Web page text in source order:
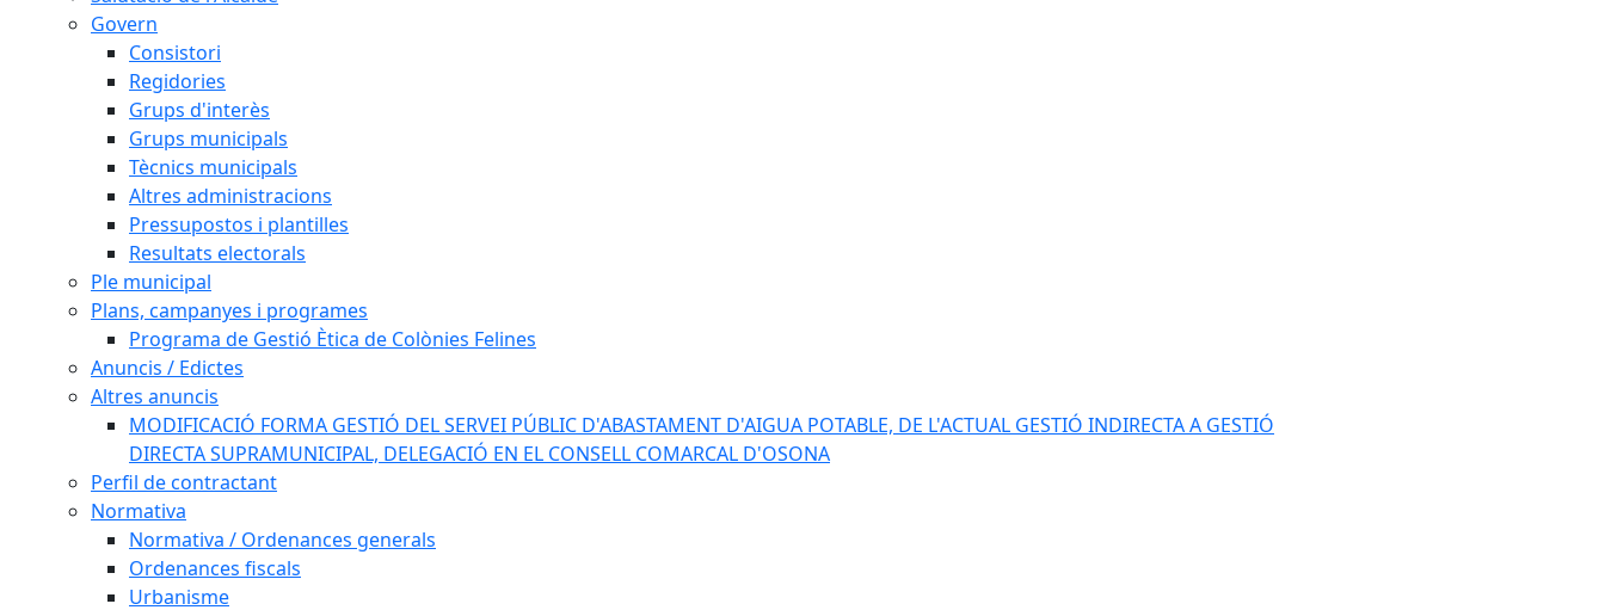
Govern
Consistori
Regidories
Grups d'interès
Grups municipals
Tècnics municipals
Altres administracions
Pressupostos i plantilles
Resultats electorals
Ple municipal
Plans, campanyes i programes
Programa de Gestió Ètica de Colònies Felines
Anuncis / Edictes
Altres anuncis
MODIFICACIÓ FORMA GESTIÓ DEL SERVEI PÚBLIC D'ABASTAMENT D'AIGUA POTABLE, DE L'ACTUAL GESTIÓ INDIRECTA A GESTIÓ
DIRECTA SUPRAMUNICIPAL, DELEGACIÓ EN EL CONSELL COMARCAL D'OSONA
Perfil de contractant
Normativa
Normativa / Ordenances generals
Ordenances fiscals
Urbanisme